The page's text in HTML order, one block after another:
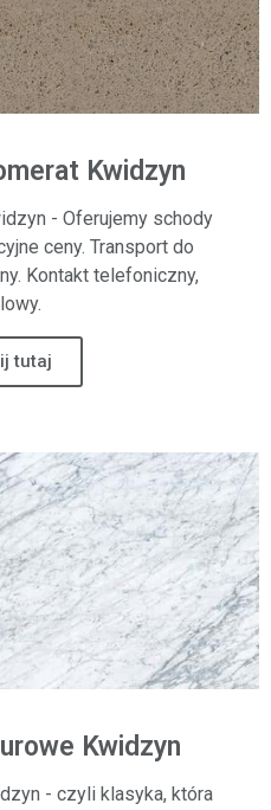
Kwidzyn
- Oferujemy schody
ceny. Transport do
Kontakt telefoniczny,
tutaj
Kwidzyn
- czyli klasyka, która